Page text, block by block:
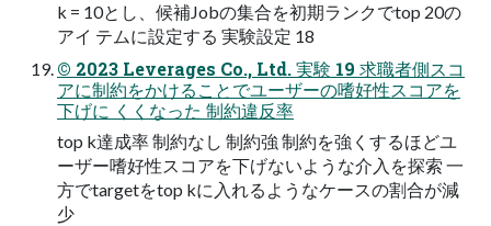
k = 10とし、候補Jobの集合を初期ランクでtop 20の
アイ テムに設定する 実験設定 18
© 2023 Leverages Co., Ltd. 実験 19 求職者側スコ
アに制約をかけることでユーザーの嗜好性スコアを
下げに くくなった 制約違反率
top k達成率 制約なし 制約強 制約を強くするほどユ
ーザー嗜好性スコアを下げないような介入を探索 一
方でtargetをtop kに入れるようなケースの割合が減
少